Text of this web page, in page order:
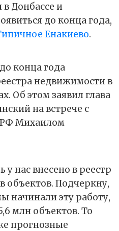
Донбассе и
до конца года,
Енакиево.
конца года
недвижимости в
Об этом заявил глава
на встрече с
Михаилом
нас внесено в реестр
объектов. Подчеркну,
начинали эту работу,
млн объектов. То
прогнозные